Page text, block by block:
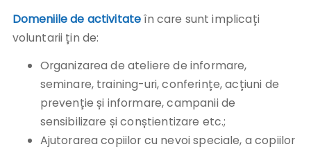
Domeniile de activitateîn care sunt implicați
voluntarii țin de:
Organizarea de ateliere de informare,
seminare, training-uri, conferințe, acțiuni de
prevenție și informare, campanii de
sensibilizare și conștientizare etc.;
Ajutorarea copiilor cu nevoi speciale, a copiilor